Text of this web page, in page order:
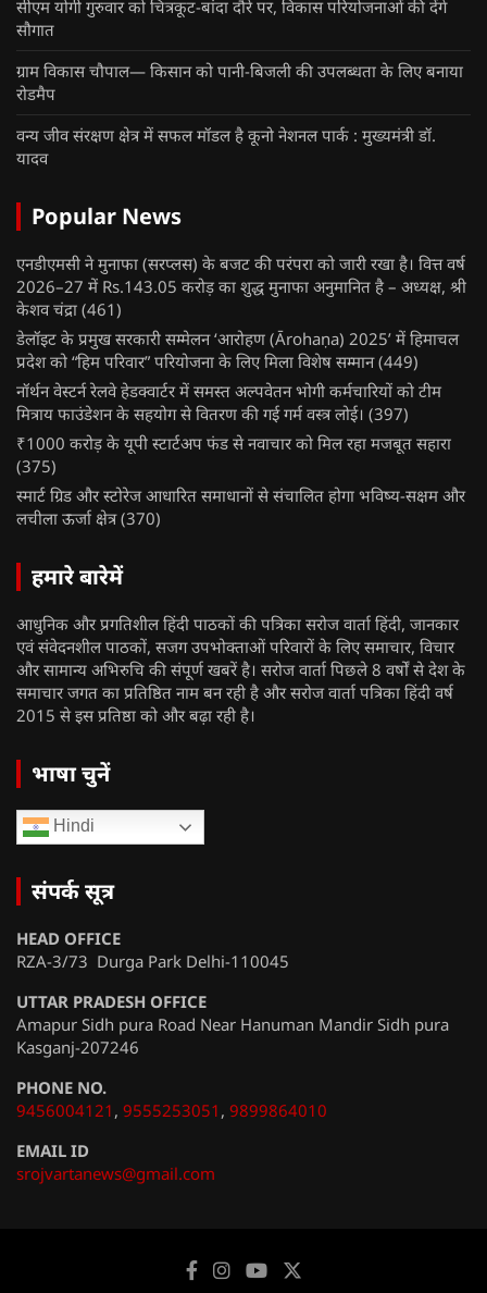
सीएम योगी गुरुवार को चित्रकूट-बांदा दौरे पर, विकास परियोजनाओं की देंगे
सौगात
ग्राम विकास चौपाल— किसान को पानी-बिजली की उपलब्धता के लिए बनाया
रोडमैप
वन्य जीव संरक्षण क्षेत्र में सफल मॉडल है कूनो नेशनल पार्क : मुख्यमंत्री डॉ.
यादव
Popular News
एनडीएमसी ने मुनाफा (सरप्लस) के बजट की परंपरा को जारी रखा है। वित्त वर्ष
2026–27 में Rs.143.05 करोड़ का शुद्ध मुनाफा अनुमानित है – अध्यक्ष, श्री
केशव चंद्रा (461)
डेलॉइट के प्रमुख सरकारी सम्मेलन ‘आरोहण (Ārohaṇa) 2025’ में हिमाचल
प्रदेश को “हिम परिवार” परियोजना के लिए मिला विशेष सम्मान (449)
नॉर्थन वेस्टर्न रेलवे हेडक्वार्टर में समस्त अल्पवेतन भोगी कर्मचारियों को टीम
मित्राय फाउंडेशन के सहयोग से वितरण की गई गर्म वस्त्र लोई। (397)
₹1000 करोड़ के यूपी स्टार्टअप फंड से नवाचार को मिल रहा मजबूत सहारा
(375)
स्मार्ट ग्रिड और स्टोरेज आधारित समाधानों से संचालित होगा भविष्य-सक्षम और
लचीला ऊर्जा क्षेत्र (370)
हमारे बारेमें
आधुनिक और प्रगतिशील हिंदी पाठकों की पत्रिका सरोज वार्ता हिंदी, जानकार
एवं संवेदनशील पाठकों, सजग उपभोक्ताओं परिवारों के लिए समाचार, विचार
और सामान्य अभिरुचि की संपूर्ण खबरें है। सरोज वार्ता पिछले 8 वर्षों से देश के
समाचार जगत का प्रतिष्ठित नाम बन रही है और सरोज वार्ता पत्रिका हिंदी वर्ष
2015 से इस प्रतिष्ठा को और बढ़ा रही है।
भाषा चुनें
Hindi
संपर्क सूत्र
HEAD OFFICE
RZA-3/73 Durga Park Delhi-110045
UTTAR PRADESH OFFICE
Amapur Sidh pura Road Near Hanuman Mandir Sidh pura
Kasganj-207246
PHONE NO.
9456004121 , 9555253051 , 9899864010
EMAIL ID
srojvartanews@gmail.com